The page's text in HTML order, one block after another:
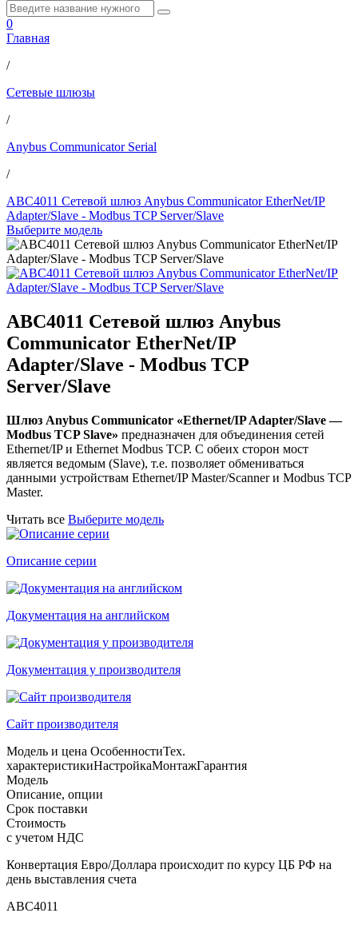
0
Главная
/
Сетевые шлюзы
/
Anybus Communicator Serial
/
ABC4011 Сетевой шлюз Anybus Communicator EtherNet/IP
Adapter/Slave - Modbus TCP Server/Slave
Выберите модель
ABC4011 Сетевой шлюз Anybus
Communicator EtherNet/IP
Adapter/Slave - Modbus TCP
Server/Slave
Шлюз Anybus Communicator «Ethernet/IP Adapter/Slave —
Modbus TCP Slave» предназначен для объединения сетей
Ethernet/IP и Ethernet Modbus TCP. С обеих сторон мост
является ведомым (Slave), т.е. позволяет обмениваться
данными устройствам Ethernet/IP Master/Scanner и Modbus TCP
Master.
Читать все Выберите модель
Описание серии
Документация на английском
Документация у производителя
Сайт производителя
Модель и цена ОсобенностиТех.
характеристикиНастройкаМонтажГарантия
Модель
Описание, опции
Срок поставки
Стоимость
с учетом НДС
Конвертация Евро/Доллара происходит по курсу ЦБ РФ на
день выставления счета
ABC4011